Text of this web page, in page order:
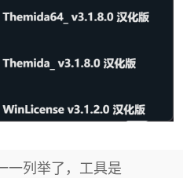
一列举了，工具是